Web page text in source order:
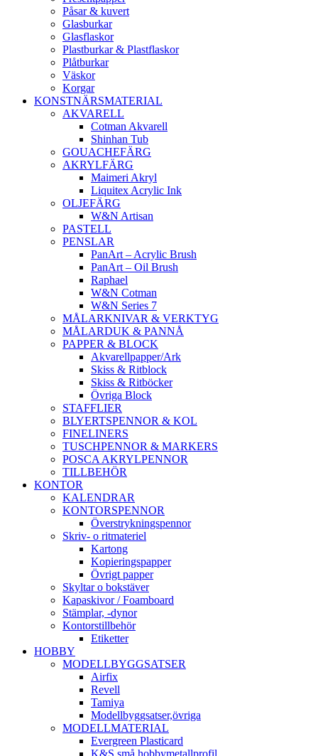
Påsar & kuvert
Glasburkar
Glasflaskor
Plastburkar & Plastflaskor
Plåtburkar
Väskor
Korgar
KONSTNÄRSMATERIAL
AKVARELL
Cotman Akvarell
Shinhan Tub
GOUACHEFÄRG
AKRYLFÄRG
Maimeri Akryl
Liquitex Acrylic Ink
OLJEFÄRG
W&N Artisan
PASTELL
PENSLAR
PanArt – Acrylic Brush
PanArt – Oil Brush
Raphael
W&N Cotman
W&N Series 7
MÅLARKNIVAR & VERKTYG
MÅLARDUK & PANNÅ
PAPPER & BLOCK
Akvarellpapper/Ark
Skiss & Ritblock
Skiss & Ritböcker
Övriga Block
STAFFLIER
BLYERTSPENNOR & KOL
FINELINERS
TUSCHPENNOR & MARKERS
POSCA AKRYLPENNOR
TILLBEHÖR
KONTOR
KALENDRAR
KONTORSPENNOR
Överstrykningspennor
Skriv- o ritmateriel
Kartong
Kopieringspapper
Övrigt papper
Skyltar o bokstäver
Kapaskivor / Foamboard
Stämplar, -dynor
Kontorstillbehör
Etiketter
HOBBY
MODELLBYGGSATSER
Airfix
Revell
Tamiya
Modellbyggsatser,övriga
MODELLMATERIAL
Evergreen Plasticard
K&S små hobbymetallprofil